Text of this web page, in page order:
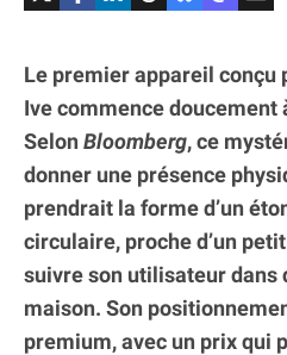
Le premier appareil conçu
Ive commence doucement
Selon Bloomberg, ce
donner une présence
prendrait la forme d’un
circulaire, proche d’un
suivre son utilisateur dans
maison. Son
premium, avec un prix qui